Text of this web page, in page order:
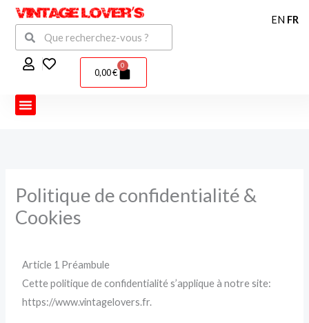
Aller
contenu
RechercherRechercher
0,00€
0
Panier
Politique de confidentialité &
Cookies
Article 1 Préambule
Cette politique de confidentialité s’applique à notre site:
https://www.vintagelovers.fr.
EN FR